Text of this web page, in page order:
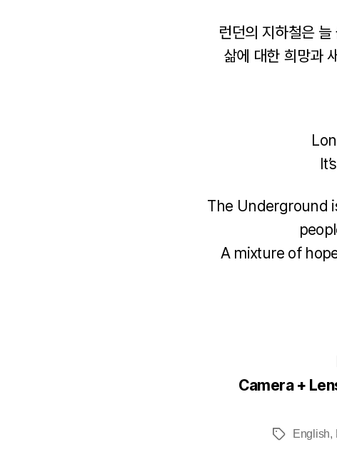
런던의 지하철은
삶에 대한 희망과
The Underground
A mixture of
Camera +
TagsEnglish,